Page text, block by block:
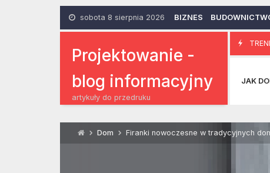
sobota 8 sierpnia 2026 BIZNES
Projektowanie -
blog informacyjny
artykuły do przedruku
Jak
JAK
Dom Firanki nowoczesne w tradycyjnych